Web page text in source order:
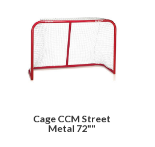
Cage CCM Street
Metal 72""